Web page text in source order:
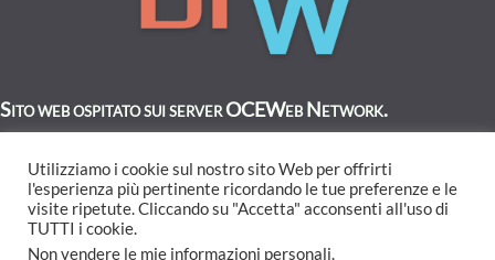
Sito web ospitato sui server OCEWeb Network.
Utilizziamo i cookie sul nostro sito Web per offrirti
l'esperienza più pertinente ricordando le tue preferenze e le
visite ripetute. Cliccando su "Accetta" acconsenti all'uso di
TUTTI i cookie.
Non vendere le mie informazioni personali.